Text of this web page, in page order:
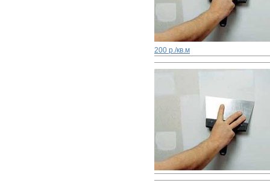
200 р./кв.м